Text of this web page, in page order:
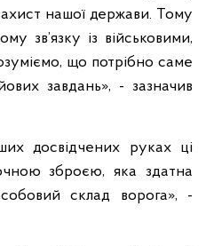
нашої держави. Тому
зв’язку із військовими,
що потрібно саме
завдань», - зазначив
досвідчених руках ці
зброєю, яка здатна
склад ворога», -